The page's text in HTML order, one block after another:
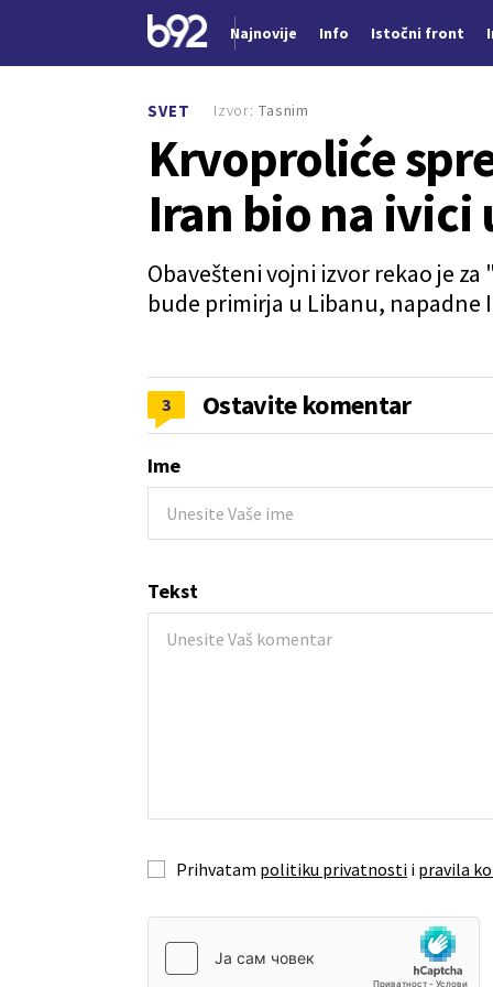
Najnovije Info Istočni front
SVET
Krvoproliće
Iran bio na ivici
Obavešteni vojni izvor rekao je
bude primirja u Libanu, napadne
Izvor: Tasnim
3 Ostavite komentar
Ime
Tekst
Prihvatam politiku privatnosti i pravila